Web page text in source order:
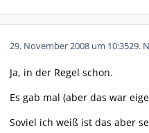
29. November 2008 um 10:3529.
Ja, in der Regel schon.
Es gab mal (aber das war
Soviel ich weiß ist das aber